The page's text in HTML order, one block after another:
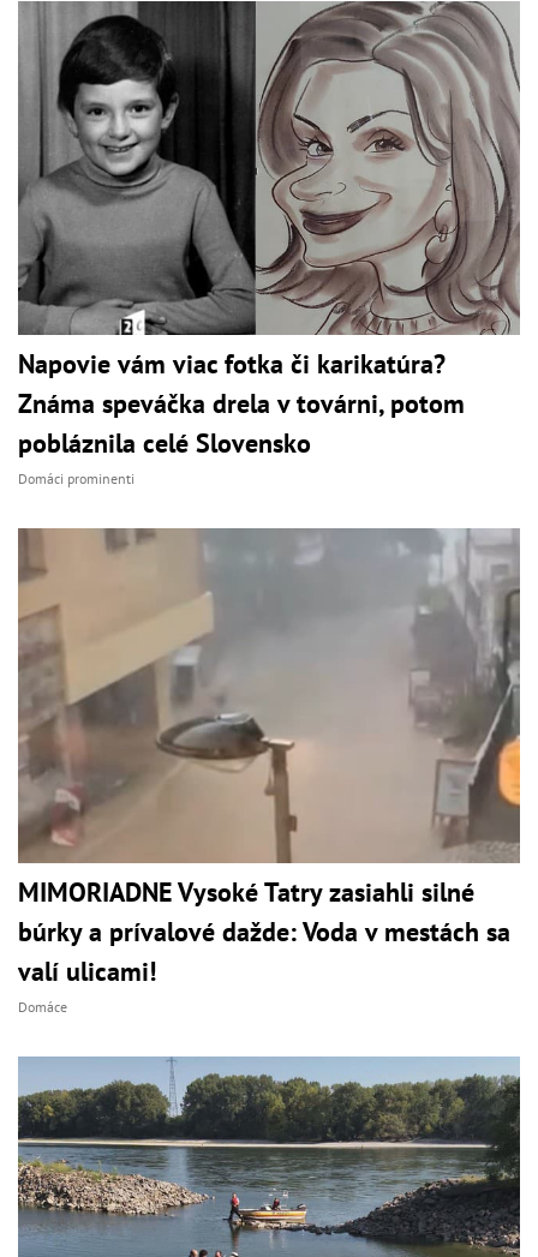
Napovie vám viac fotka či karikatúra?
Známa speváčka drela v továrni, potom
pobláznila celé Slovensko
Domáci prominenti
MIMORIADNE Vysoké Tatry zasiahli silné
búrky a prívalové dažde: Voda v mestách sa
valí ulicami!
Domáce